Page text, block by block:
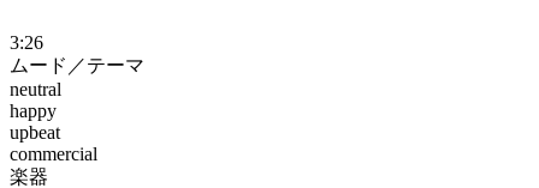
3:26
ムード／テーマ
neutral
happy
upbeat
commercial
楽器